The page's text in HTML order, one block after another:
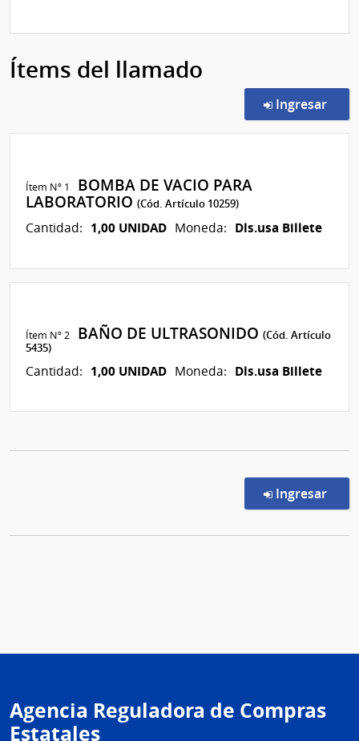
Ítems del llamado
Ingresar
Ítem Nº 1
BOMBA DE VACIO PARA
LABORATORIO(Cód. Artículo 10259)
Cantidad: 1,00 UNIDAD Moneda: Dls.usa Billete
Ítem Nº 2 BAÑO DE ULTRASONIDO(Cód. Artículo
5435)
Cantidad: 1,00 UNIDAD Moneda: Dls.usa Billete
Ingresar
Agencia Reguladora de Compras
Estatales